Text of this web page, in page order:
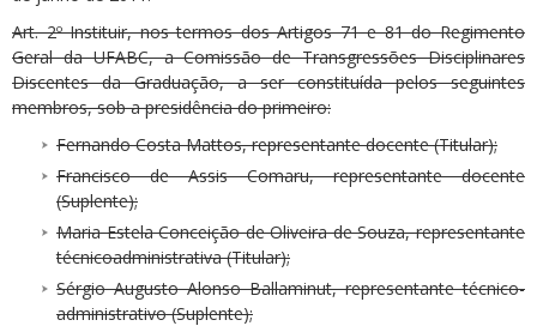
Art. 2º Instituir, nos termos dos Artigos 71 e 81 do Regimento
Geral da UFABC, a Comissão de Transgressões Disciplinares
Discentes da Graduação, a ser constituída pelos seguintes
membros, sob a presidência do primeiro:
Fernando Costa Mattos, representante docente (Titular);
Francisco de Assis Comaru, representante docente
(Suplente);
Maria Estela Conceição de Oliveira de Souza, representante
técnicoadministrativa (Titular);
Sérgio Augusto Alonso Ballaminut, representante técnico-
administrativo (Suplente);